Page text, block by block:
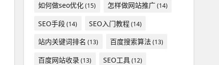
如何做seo优化(15) 怎样做网站推广(14)
SEO手段(14) SEO入门教程(14)
站内关键词排名 (13) 百度搜索算法(13)
百度网站收录(13) SEO工具(12)